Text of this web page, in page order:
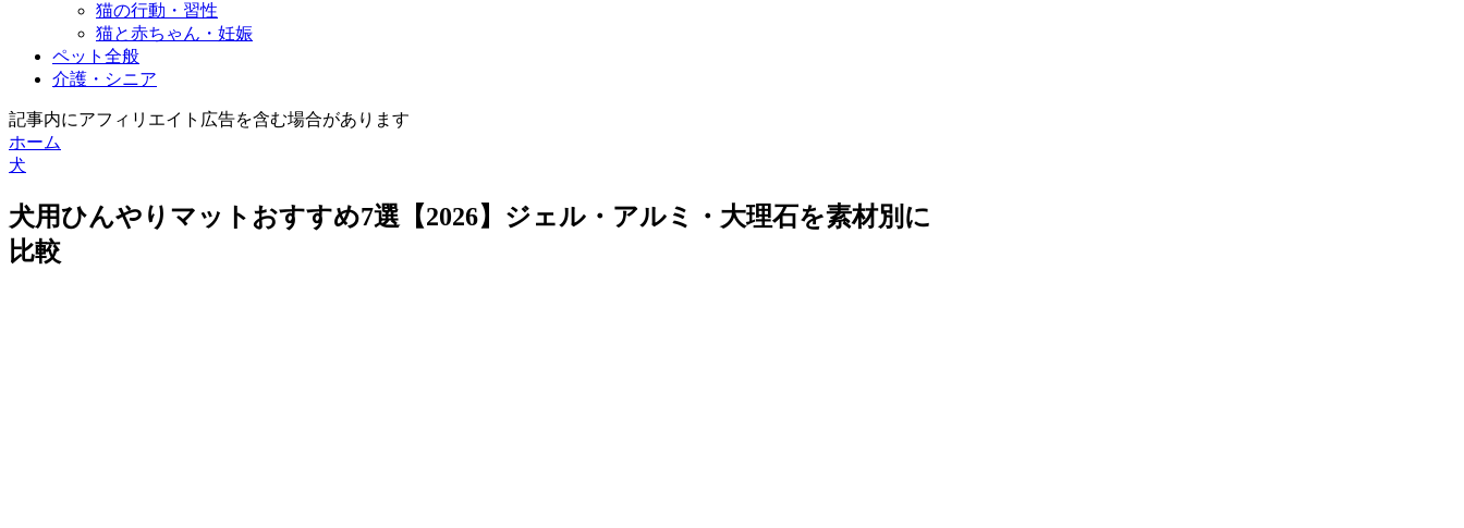
猫の行動・習性
猫と赤ちゃん・妊娠
ペット全般
介護・シニア
記事内にアフィリエイト広告を含む場合があります
ホーム
犬
犬用ひんやりマットおすすめ7選【2026】ジェル・アルミ・大理石を素材別に
比較